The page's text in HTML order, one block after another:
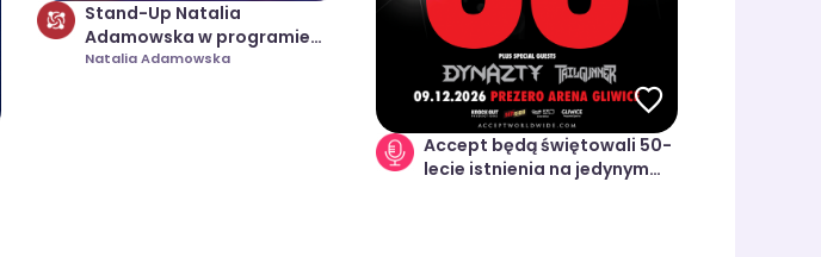
Stand-Up Natalia
Adamowska w programie
"DALEKO JESZCZE"
Natalia Adamowska
Accept będą świętowali 50-
lecie istnienia na jedynym